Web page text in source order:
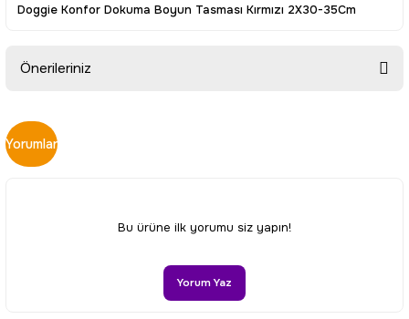
Doggie Konfor Dokuma Boyun Tasması Kırmızı 2X30-35Cm
Önerileriniz
Bu ürünün fiyat bilgisi, resim, ürün açıklamalarında ve diğer
konularda yetersiz gördüğünüz noktaları öneri formunu
kullanarak tarafımıza iletebilirsiniz.
Ürün resmi kalitesiz, bozuk veya görüntülenemiyor.
Ürün bilgilerinde hatalar bulunuyor.
Yorumlar
Bu ürüne ilk yorumu siz yapın!
Yorum Yaz